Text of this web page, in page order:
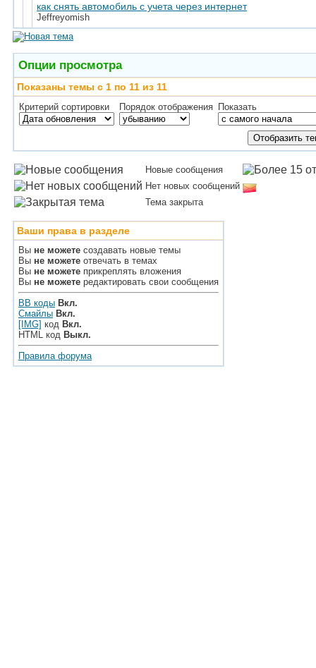
как снять автомобиль с учета через интернет
Jeffreyomish
Опции просмотра
Показаны темы с 1 по 11 из 11
Критерий сортировки Порядок отображения Показать
Новые сообщения
Нет новых сообщений
Тема закрыта
Ваши права в разделе
Вы не можете создавать новые темы
Вы не можете отвечать в темах
Вы не можете прикреплять вложения
Вы не можете редактировать свои сообщения
BB коды Вкл.
Смайлы Вкл.
[IMG] код Вкл.
HTML код Выкл.
Правила форума